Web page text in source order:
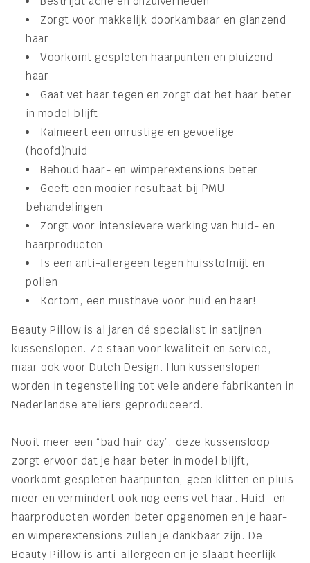
Zorgt voor makkelijk doorkambaar en glanzend
haar
Voorkomt gespleten haarpunten en pluizend
haar
Gaat vet haar tegen en zorgt dat het haar beter
in model blijft
Kalmeert een onrustige en gevoelige
(hoofd)huid
Behoud haar- en wimperextensions beter
Geeft een mooier resultaat bij PMU-
behandelingen
Zorgt voor intensievere werking van huid- en
haarproducten
Is een anti-allergeen tegen huisstofmijt en
pollen
Kortom, een musthave voor huid en haar!
Beauty Pillow is al jaren dé specialist in satijnen
kussenslopen. Ze staan voor kwaliteit en service,
maar ook voor Dutch Design. Hun kussenslopen
worden in tegenstelling tot vele andere fabrikanten in
Nederlandse ateliers geproduceerd.
Nooit meer een “bad hair day”, deze kussensloop
zorgt ervoor dat je haar beter in model blijft,
voorkomt gespleten haarpunten, geen klitten en pluis
meer en vermindert ook nog eens vet haar. Huid- en
haarproducten worden beter opgenomen en je haar-
en wimperextensions zullen je dankbaar zijn. De
Beauty Pillow is anti-allergeen en je slaapt heerlijk